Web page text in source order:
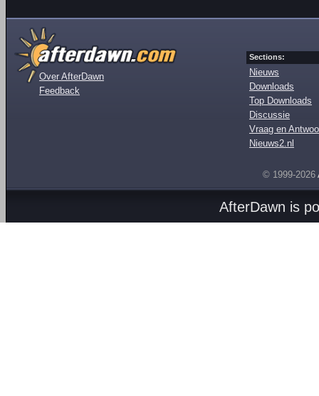
Over AfterDawn
Feedback
Sections:
Nieuws
Downloads
Top Downloads
Discussie
Vraag en
Nieuws2.nl
© 1999-2026
AfterDawn is